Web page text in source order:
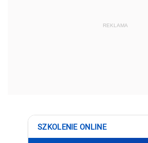
REKLAMA
SZKOLENIE ONLINE